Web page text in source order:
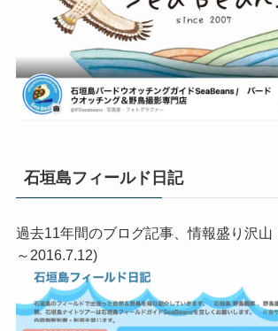
石垣島フィールド日記
過去11年間のブログ記事、情報盛り沢山
～2016.7.12)